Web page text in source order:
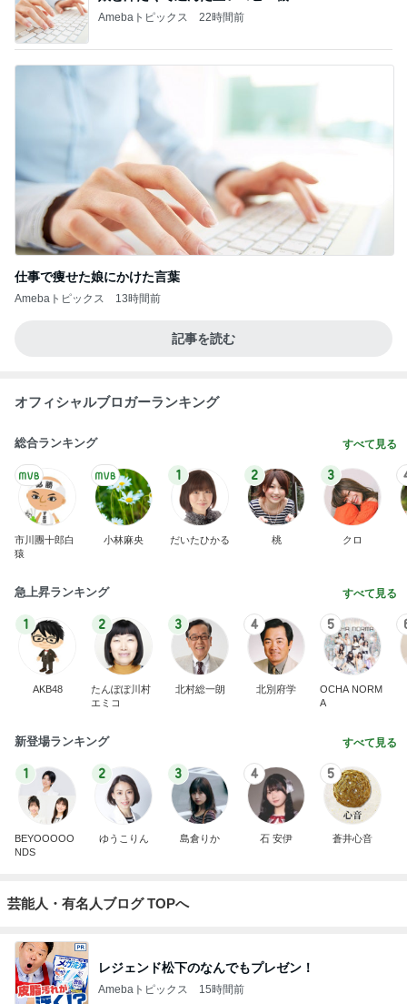
Amebaトピックス 22時間前
仕事で痩せた娘にかけた言葉
Amebaトピックス 13時間前
記事を読む
オフィシャルブロガーランキング
総合ランキング すべて見る
市川團十郎白
猿
小林麻央
1
だいたひかる
2
桃
3
クロ
急上昇ランキング すべて見る
1
AKB48
2
たんぽぽ川村
エミコ
3
北村総一朗
4
北別府学
5
OCHA NORM
A
新登場ランキング すべて見る
1
BEYOOOOO
NDS
2
ゆうこりん
3
島倉りか
4
石 安伊
5
蒼井心音
芸能人・有名人ブログ TOPへ
レジェンド松下のなんでもプレゼン！
Amebaトピックス 15時間前